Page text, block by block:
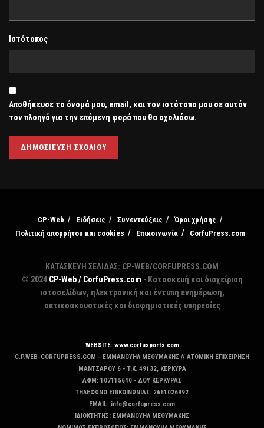
Ιστότοπος
Αποθήκευσε το όνομά μου, email, και τον ιστότοπο μου σε αυτόν
τον πλοηγό για την επόμενη φορά που θα σχολιάσω.
CP-Web Ειδήσεις Συνεντεύξεις
Όροι χρήσης
Πολιτική απορρήτου και cookies
Επικοινωνία CorfuPress.com
ΚΑΤΑΣΚΕΥΗ ΣΕΛΙΔΑΣ: CP-WEB/CORFUPRESS.COM
© 2024 CP-Web / CorfuPress.com - Κατασκευή και διαχείριση
ιστοσελίδων, ηλεκτρονική και έντυπη ενημέρωση,
οπτικοακουστικές και διαφημιστικές υπηρεσίες
WEBSITE: www.corfusports.com
C.P.WEB-CORFUPRESS.COM - ΕΜΜΑΝΟΥΗΛ ΜΕΘΥΜΑΚΗΣ // ΑΤΟΜΙΚΗ ΕΠΙΧΕΙΡΗΣΗ
MANTZAΡΟΥ 6 - T.K. 49132, ΚΕΡΚΥΡΑ
ΑΦΜ: 107115640 - ΔΟΥ ΚΕΡΚΥΡΑΣ
ΤΗΛΕΦΩΝΟ ΕΠΙΚΟΙΝΩΝΙΑΣ: 2661026992
EMAIL: info@corfupress.com
ΙΔΙΟΚΤΗΤΗΣ: EMMANOYΗΛ ΜΕΘΥΜΑΚΗΣ